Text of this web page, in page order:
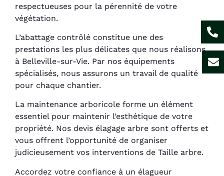
respectueuses pour la pérennité de votre
végétation.
L’abattage contrôlé constitue une des
prestations les plus délicates que nous réalisons
à Belleville-sur-Vie. Par nos équipements
spécialisés, nous assurons un travail de qualité
pour chaque chantier.
La maintenance arboricole forme un élément
essentiel pour maintenir l’esthétique de votre
propriété. Nos devis élagage arbre sont offerts et
vous offrent l’opportunité de organiser
judicieusement vos interventions de Taille arbre.
Accordez votre confiance à un élagueur